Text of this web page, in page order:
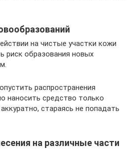
на чистые участки кожи
риск образования новых
распространения
наносить средство только
стараясь не попадать
на различные части